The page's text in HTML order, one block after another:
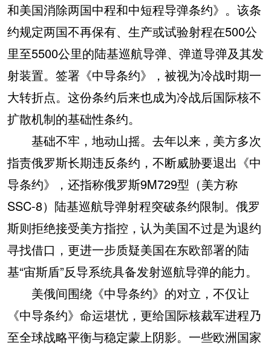
和美国消除两国中程和中短程导弹条约》。该条
约规定两国不再保有、生产或试验射程在500公
里至5500公里的陆基巡航导弹、弹道导弹及其发
射装置。签署《中导条约》，被视为冷战时期一
大转折点。这份条约后来也成为冷战后国际核不
扩散机制的基础性条约。
基础不牢，地动山摇。去年以来，美方多次
指责俄罗斯长期违反条约，不断威胁要退出《中
导条约》，还指称俄罗斯9M729型（美方称
SSC-8）陆基巡航导弹射程突破条约限制。俄罗
斯则拒绝接受美方指控，认为美国不过是为退约
寻找借口，更进一步质疑美国在东欧部署的陆
基“宙斯盾”反导系统具备发射巡航导弹的能力。
美俄间围绕《中导条约》的对立，不仅让
《中导条约》命运堪忧，更给国际核裁军进程乃
至全球战略平衡与稳定蒙上阴影。一些欧洲国家